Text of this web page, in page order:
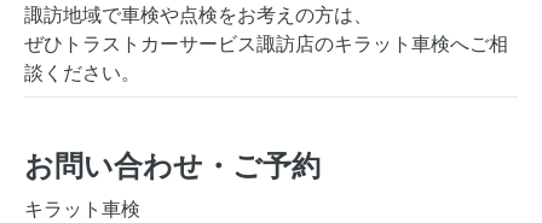
諏訪地域で車検や点検をお考えの方は、
ぜひトラストカーサービス諏訪店のキラット車検へご相
談ください。
お問い合わせ・ご予約
キラット車検